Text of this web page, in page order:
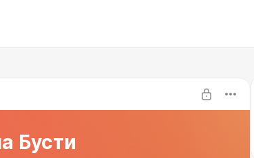
Бусти